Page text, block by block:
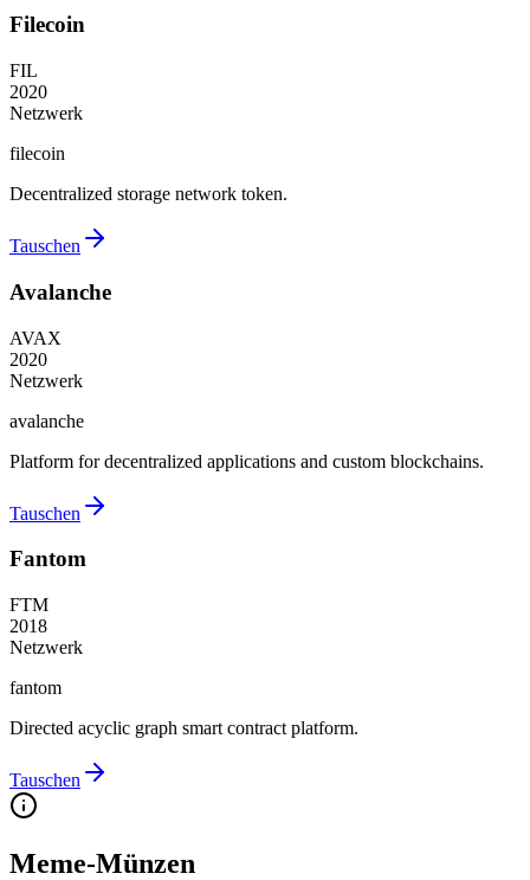
Filecoin
FIL
2020
Netzwerk
filecoin
Decentralized storage network token.
Tauschen
Avalanche
AVAX
2020
Netzwerk
avalanche
Platform for decentralized applications and custom blockchains.
Tauschen
Fantom
FTM
2018
Netzwerk
fantom
Directed acyclic graph smart contract platform.
Tauschen
Meme-Münzen